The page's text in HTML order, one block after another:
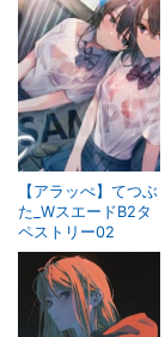
【アラッぺ】てつぶ
た_WスエードB2タ
ペストリー02